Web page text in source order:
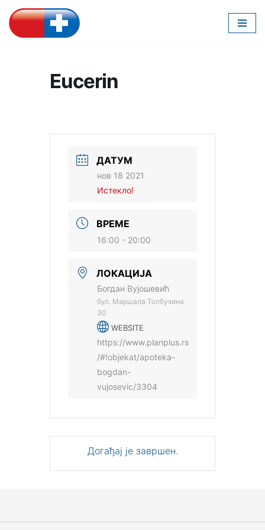
Скочи
Eucerin
ДАТУМ
нов 18 2021
Истекло!
ВРЕМЕ
16:00 - 20:00
ЛОКАЦИЈА
Богдан Вујошевић
бул. Маршала Толбухина
30
WEBSITE
https://www.planplus.rs
/#!objekat/apoteka-
bogdan-
vujosevic/3304
Догађај је завршен.